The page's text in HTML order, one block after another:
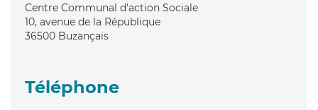
Centre Communal d'action Sociale
10, avenue de la République
36500 Buzançais
Téléphone